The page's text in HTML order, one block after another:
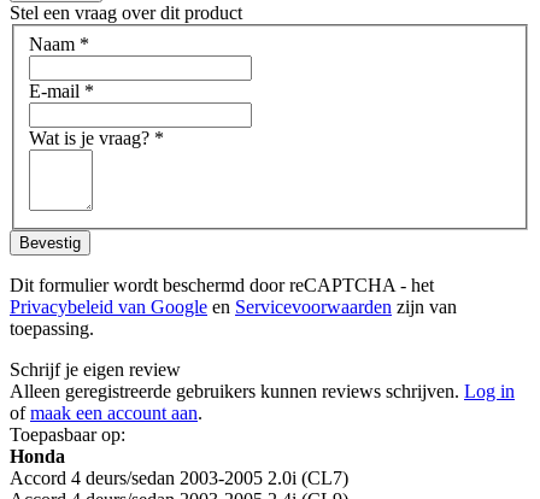
Stel een vraag over dit product
Naam *
E-mail *
Wat is je vraag? *
Bevestig
Dit formulier wordt beschermd door reCAPTCHA - het
Privacybeleid van Google en Servicevoorwaarden zijn van
toepassing.
Schrijf je eigen review
Alleen geregistreerde gebruikers kunnen reviews schrijven. Log in
ofmaak een account aan.
Toepasbaar op:
Honda
Accord 4 deurs/sedan 2003-2005 2.0i (CL7)